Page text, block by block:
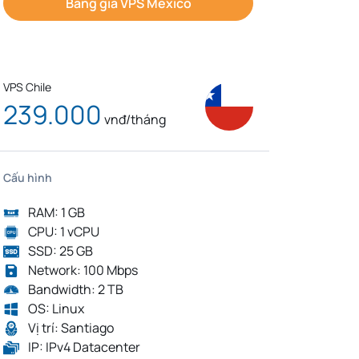
VPS Chile
239.000 vnđ/tháng
Cấu hình
RAM: 1 GB
CPU: 1 vCPU
SSD: 25 GB
Network: 100 Mbps
Bandwidth: 2 TB
OS: Linux
Vị trí: Santiago
IP: IPv4 Datacenter